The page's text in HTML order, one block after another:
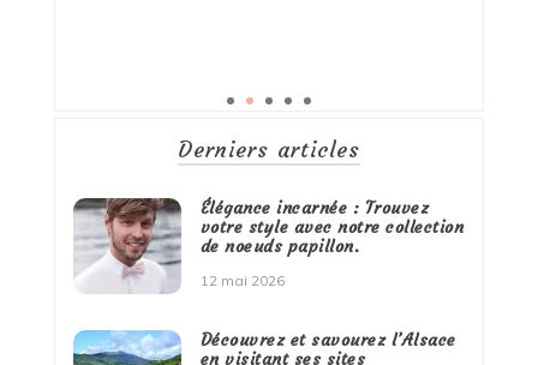
Derniers articles
Élégance incarnée : Trouvez
votre style avec notre collection
de noeuds papillon.
12 mai 2026
Découvrez et savourez l’Alsace
en visitant ses sites